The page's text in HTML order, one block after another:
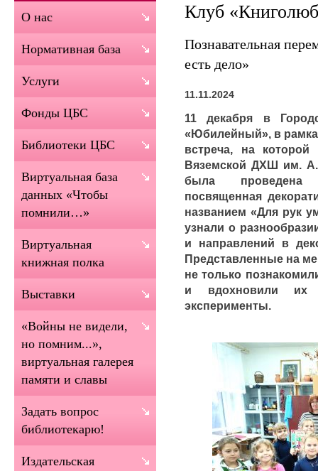
Клуб
Познавательная
есть дело»
11.11.2024
11 декабря в
«Юбилейный», в
встреча, на
Вяземской ДХШ им. А.
была проведена
посвященная
названием «Для рук
узнали о
и направлений в
Представленные на
не только
и вдохновили их
эксперименты.
О нас
Нормативная база
Услуги
Фонды ЦБС
Библиотеки ЦБС
Виртуальная база
данных «Чтобы
помнили…»
Виртуальная
книжная полка
Выставки
«Войны не видели,
но помним...»,
виртуальная галерея
памяти и славы
Задать вопрос
библиотекарю!
Издательская